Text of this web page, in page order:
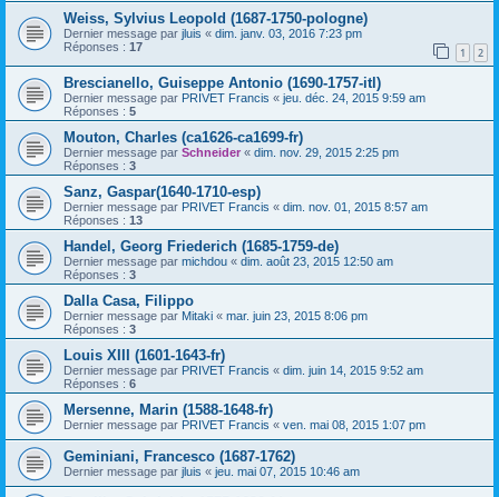
Weiss, Sylvius Leopold (1687-1750-pologne)
Dernier message par jluis « dim. janv. 03, 2016 7:23 pm
Réponses : 17 1 2
Brescianello, Guiseppe Antonio (1690-1757-itl)
Dernier message par PRIVET Francis « jeu. déc. 24, 2015 9:59 am
Réponses : 5
Mouton, Charles (ca1626-ca1699-fr)
Dernier message par Schneider « dim. nov. 29, 2015 2:25 pm
Réponses : 3
Sanz, Gaspar(1640-1710-esp)
Dernier message par PRIVET Francis « dim. nov. 01, 2015 8:57 am
Réponses : 13
Handel, Georg Friederich (1685-1759-de)
Dernier message par michdou « dim. août 23, 2015 12:50 am
Réponses : 3
Dalla Casa, Filippo
Dernier message par Mitaki « mar. juin 23, 2015 8:06 pm
Réponses : 3
Louis XIII (1601-1643-fr)
Dernier message par PRIVET Francis « dim. juin 14, 2015 9:52 am
Réponses : 6
Mersenne, Marin (1588-1648-fr)
Dernier message par PRIVET Francis « ven. mai 08, 2015 1:07 pm
Geminiani, Francesco (1687-1762)
Dernier message par jluis « jeu. mai 07, 2015 10:46 am